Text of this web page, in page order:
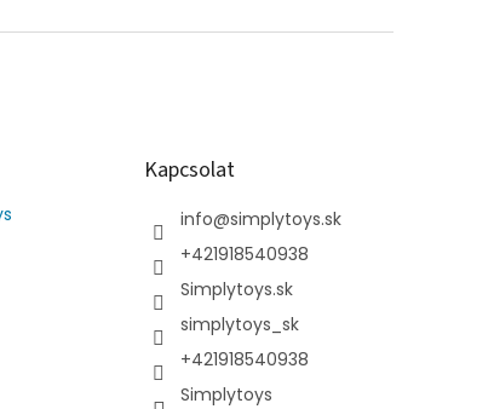
Kapcsolat
info@simplytoys.sk
+421918540938
Simplytoys.sk
simplytoys_sk
+421918540938
Simplytoys